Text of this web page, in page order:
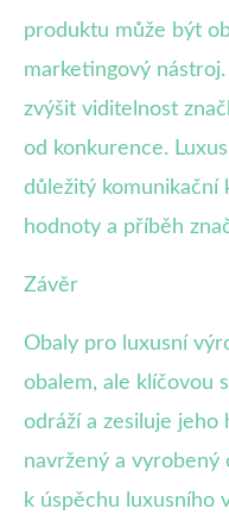
produktu může být
marketingový
zvýšit viditelnost
od konkurence.
důležitý komunikační
hodnoty a příběh
Závěr
Obaly pro luxusní
obalem, ale klíčovou
odráží a zesiluje jeho
navržený a vyrobený
k úspěchu luxusního